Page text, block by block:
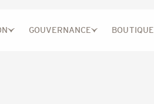
GOUVERNANCE BOUTIQUE